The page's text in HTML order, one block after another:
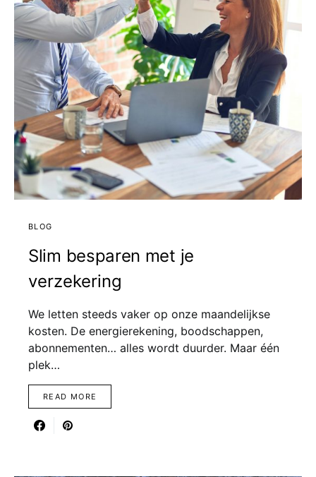
BLOG
Slim besparen met je
verzekering
We letten steeds vaker op onze maandelijkse
kosten. De energierekening, boodschappen,
abonnementen… alles wordt duurder. Maar één
plek…
READ MORE